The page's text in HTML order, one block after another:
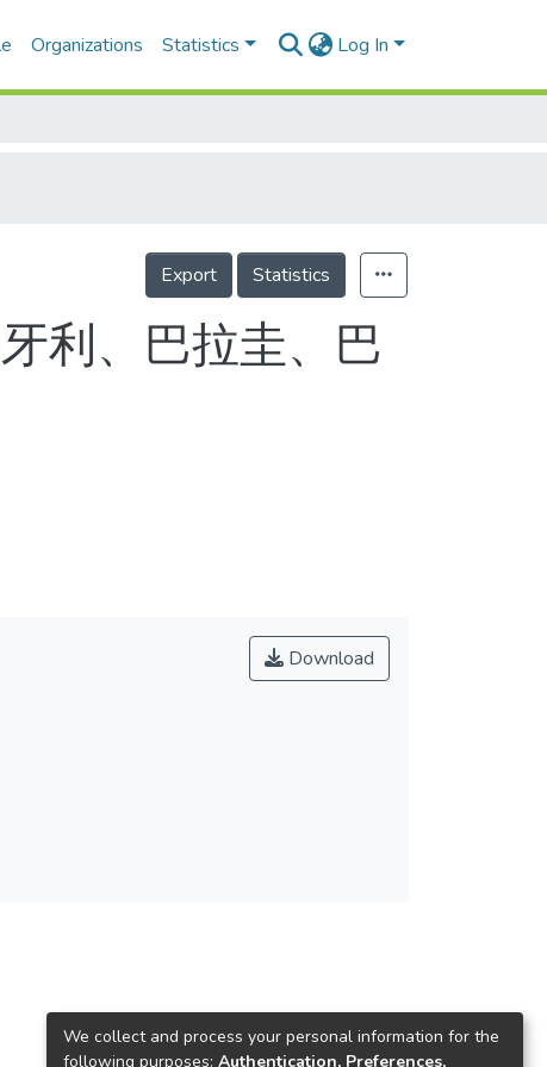
Organizations Statistics Log In
Export Statistics
利、巴拉圭、巴
Download
We collect and process your personal information for the
following purposes: Authentication, Preferences,